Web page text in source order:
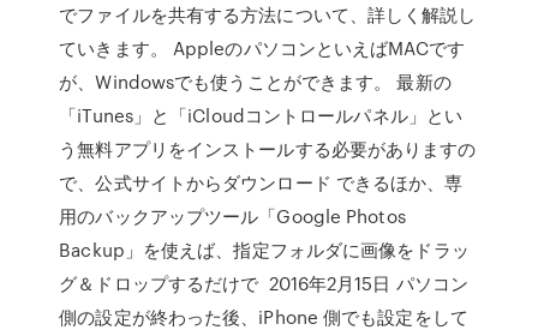
でファイルを共有する方法について、詳しく解説し
ていきます。 AppleのパソコンといえばMACです
が、Windowsでも使うことができます。 最新の
「iTunes」と「iCloudコントロールパネル」とい
う無料アプリをインストールする必要がありますの
で、公式サイトからダウンロード できるほか、専
用のバックアップツール「Google Photos
Backup」を使えば、指定フォルダに画像をドラッ
グ＆ドロップするだけで 2016年2月15日 パソコン
側の設定が終わった後、iPhone 側でも設定をして